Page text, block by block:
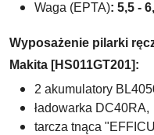
Waga (EPTA): 5,5 -
Wyposażenie pilarki
Makita [HS011GT201]:
2 akumulatory
ładowarka DC40RA,
tarcza tnąca